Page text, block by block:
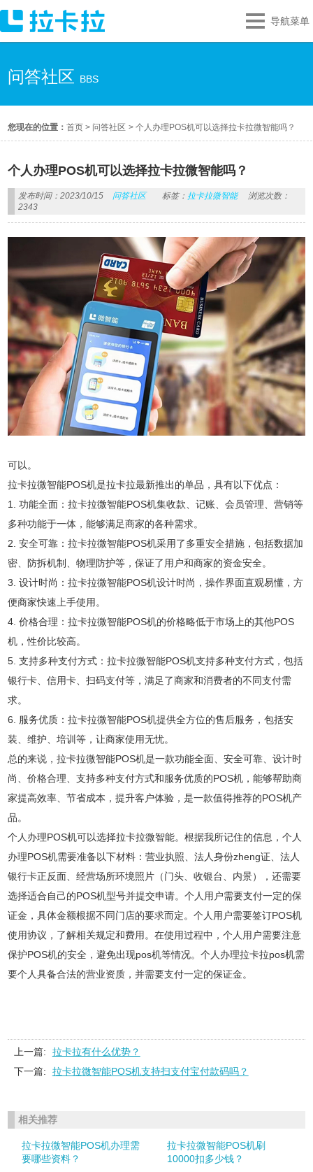
导航菜单
问答社区 BBS
您现在的位置：首页 > 问答社区 >个人办理POS机可以选择拉卡拉微智能吗？
个人办理POS机可以选择拉卡拉微智能吗？
发布时间：2023/10/15 问答社区 标签： 拉卡拉微智能
浏览次数：
2343
可以。
拉卡拉微智能POS机是拉卡拉最新推出的单品，具有以下优点：
1. 功能全面：拉卡拉微智能POS机集收款、记账、会员管理、营销等
多种功能于一体，能够满足商家的各种需求。
2. 安全可靠：拉卡拉微智能POS机采用了多重安全措施，包括数据加
密、防拆机制、物理防护等，保证了用户和商家的资金安全。
3. 设计时尚：拉卡拉微智能POS机设计时尚，操作界面直观易懂，方
便商家快速上手使用。
4. 价格合理：拉卡拉微智能POS机的价格略低于市场上的其他POS
机，性价比较高。
5. 支持多种支付方式：拉卡拉微智能POS机支持多种支付方式，包括
银行卡、信用卡、扫码支付等，满足了商家和消费者的不同支付需
求。
6. 服务优质：拉卡拉微智能POS机提供全方位的售后服务，包括安
装、维护、培训等，让商家使用无忧。
总的来说，拉卡拉微智能POS机是一款功能全面、安全可靠、设计时
尚、价格合理、支持多种支付方式和服务优质的POS机，能够帮助商
家提高效率、节省成本，提升客户体验，是一款值得推荐的POS机产
品。
个人办理POS机可以选择拉卡拉微智能。根据我所记住的信息，个人
办理POS机需要准备以下材料：营业执照、法人身份zheng证、法人
银行卡正反面、经营场所环境照片（门头、收银台、内景），还需要
选择适合自己的POS机型号并提交申请。个人用户需要支付一定的保
证金，具体金额根据不同门店的要求而定。个人用户需要签订POS机
使用协议，了解相关规定和费用。在使用过程中，个人用户需要注意
保护POS机的安全，避免出现pos机等情况。个人办理拉卡拉pos机需
要个人具备合法的营业资质，并需要支付一定的保证金。
上一篇:
拉卡拉有什么优势？
下一篇:
拉卡拉微智能POS机支持扫支付宝付款码吗？
相关推荐
拉卡拉微智能POS机办理需
要哪些资料？
拉卡拉微智能POS机刷
10000扣多少钱？